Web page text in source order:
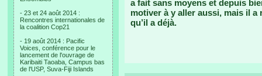
- 23 et 24 août 2014 :
Rencontres internationales de
la coalition Cop21
- 19 août 2014 : Pacific
Voices, conférence pour le
lancement de l'ouvrage de
Karibaiti Taoaba, Campus bas
de l'USP, Suva-Fiji Islands
a fait sans moyens et depuis
motiver à y aller aussi, mais il
qu’il a déjà.